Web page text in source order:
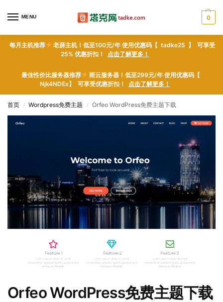
MENU 0
每月主机推荐
老薜主机！低至100元/年 使用优惠码【 tadke25 】 可享受
25% 优惠折扣！ 点击了解更多！
最佳性价比服务器推荐
雨云服务器！低至299元/年 使用优惠码【
Njk4NDEx】 可享受优惠折扣！ 点击了解更多！
首页 / Wordpress免费主题 / Orfeo WordPress免费主题下载
Orfeo WordPress免费主题下载